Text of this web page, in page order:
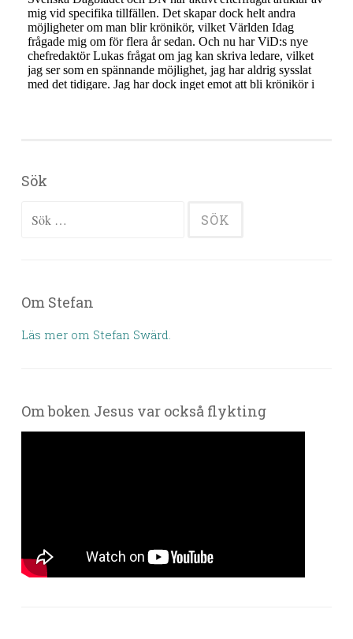
Sök
Sök efter:
Om Stefan
Läs mer om Stefan Swärd.
Om boken Jesus var också flykting